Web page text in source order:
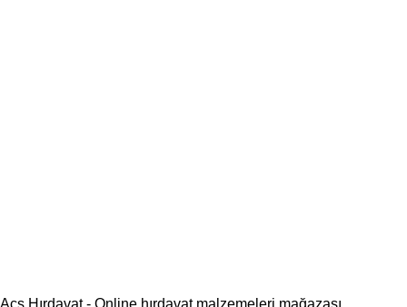
Acs Hırdavat - Online hırdavat malzemeleri mağazası